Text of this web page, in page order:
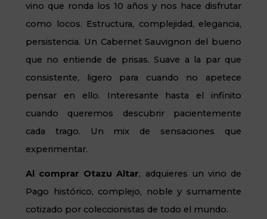
vino que ronda los 10 años y nos hace disfrutar
como locos. Estructura, complejidad, elegancia,
persistencia. Un Cabernet Sauvignon del bueno
que no entiende de prisas. Suave a la par que
consistente, ligero para cuando no apetece
pensar en ello. Interesante hasta el infinito
cuando queremos descubrir pacientemente
cada trago. Un mix de sensaciones que
experimentar.
Al comprar Otazu Altar, adquieres un vino de
Pago histórico, complejo, noble y sumamente
cotizado por coleccionistas de todo el mundo.